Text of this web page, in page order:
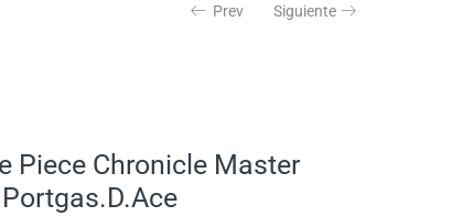
Prev Siguiente
Piece Chronicle Master